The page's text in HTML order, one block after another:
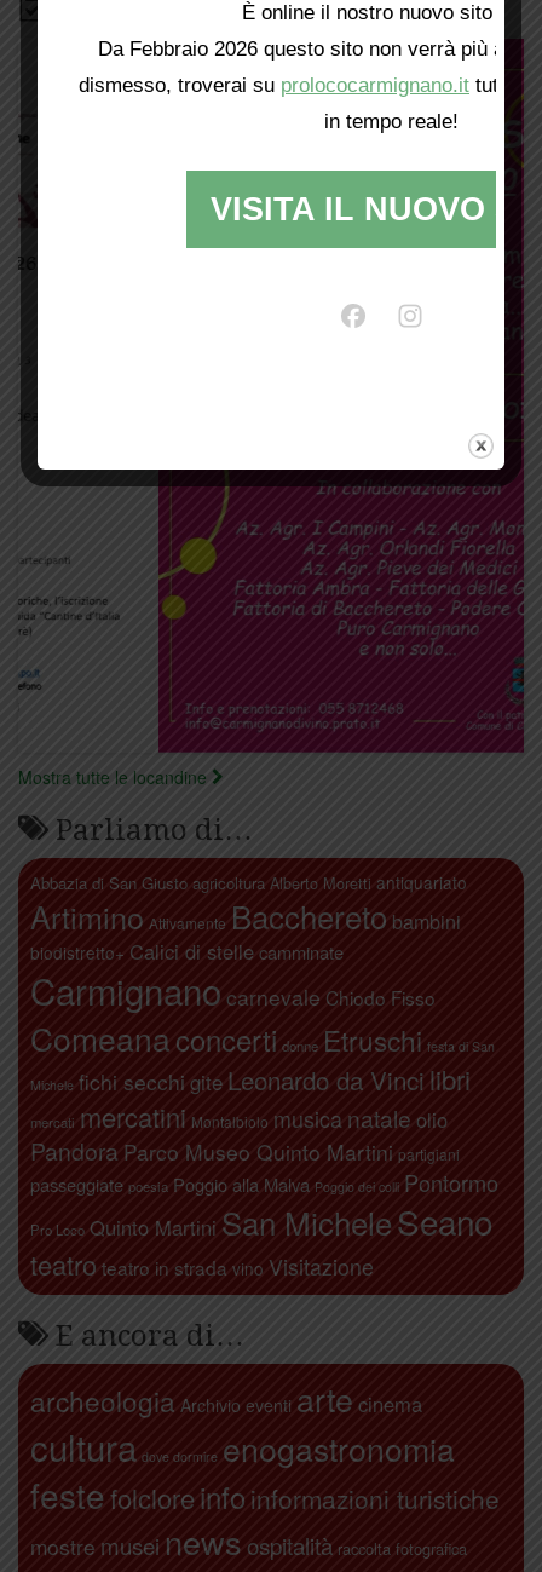
Mostra tutte le locandine
Parliamo di…
Abbazia di San Giusto agricoltura Alberto Moretti antiquariato
Artimino Attivamente Bacchereto bambini
biodistretto+ Calici di stelle camminate
Carmignano carnevale Chiodo Fisso
Comeanaconcerti donne Etruschi festa di San
Michele fichi secchi gite Leonardo da Vinci libri
mercati mercatini Montalbiolo musica natale olio
Pandora Parco Museo Quinto Martini partigiani
passeggiate poesia Poggio alla Malva Poggio dei colli Pontormo
Pro Loco Quinto Martini San MicheleSeano
teatro teatro in strada vino Visitazione
E ancora di…
archeologia Archivio eventi arte cinema
cultura dove dormire enogastronomia
festefolcloreinfo informazioni turistiche
mostre musei news ospitalità raccolta fotografica
È online il nostro nuovo sito web!
Da Febbraio 2026 questo sito non verrà più
dismesso, troverai su prolococarmignano.it tutti i
in tempo reale!
VISITA IL NUOVO